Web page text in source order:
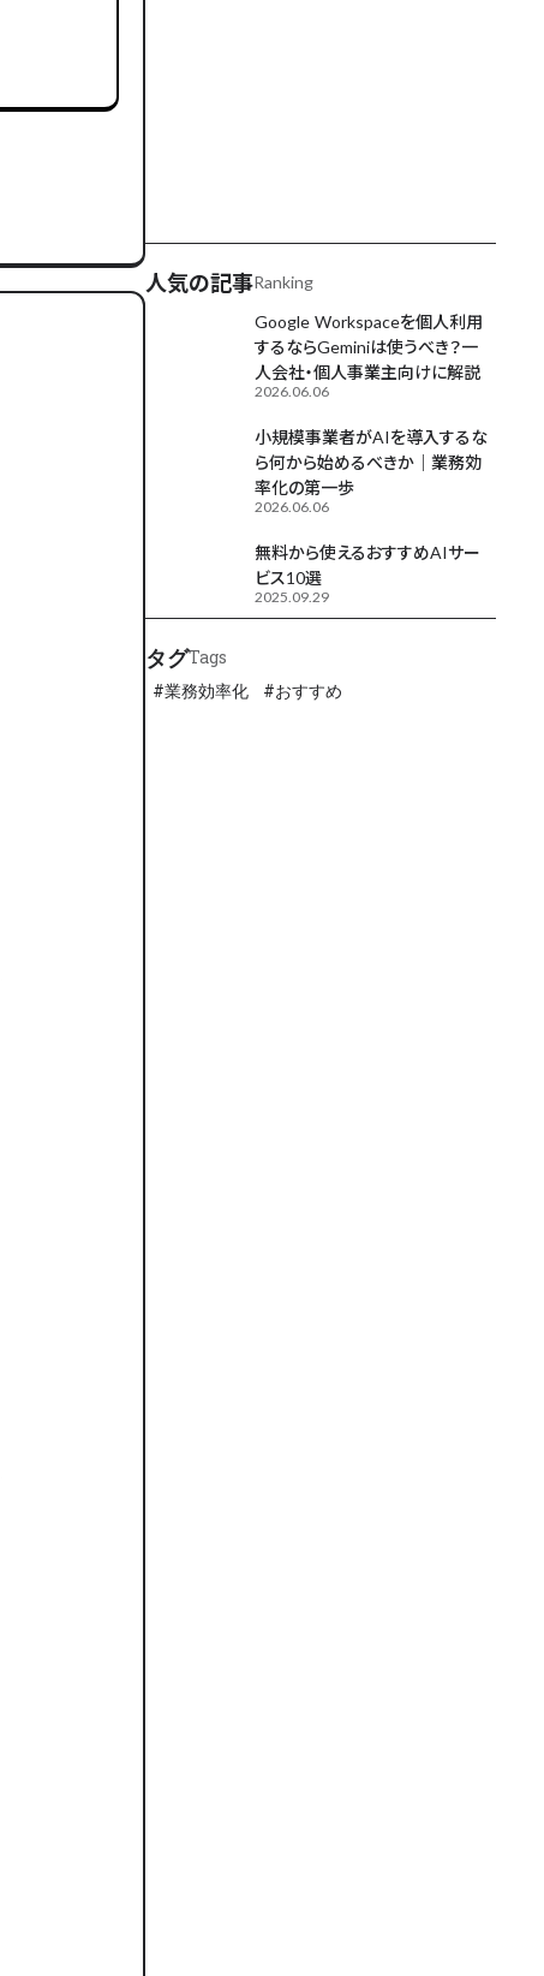
人気の記事Ranking
Google Workspaceを個人利用
するならGeminiは使うべき？一
人会社・個人事業主向けに解説
2026.06.06
小規模事業者がAIを導入するな
ら何から始めるべきか｜業務効
率化の第一歩
2026.06.06
無料から使えるおすすめAIサー
ビス10選
2025.09.29
タグTags
#業務効率化 #おすすめ